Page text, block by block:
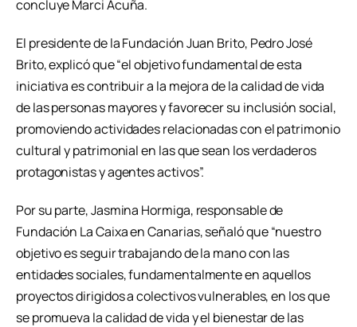
concluye Marci Acuña.
El presidente de la Fundación Juan Brito, Pedro José
Brito, explicó que “el objetivo fundamental de esta
iniciativa es contribuir a la mejora de la calidad de vida
de las personas mayores y favorecer su inclusión social,
promoviendo actividades relacionadas con el patrimonio
cultural y patrimonial en las que sean los verdaderos
protagonistas y agentes activos”.
Por su parte, Jasmina Hormiga, responsable de
Fundación La Caixa en Canarias, señaló que “nuestro
objetivo es seguir trabajando de la mano con las
entidades sociales, fundamentalmente en aquellos
proyectos dirigidos a colectivos vulnerables, en los que
se promueva la calidad de vida y el bienestar de las